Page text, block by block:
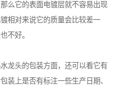
么它的表面电镀层就不容易出现
相对来说它的质量会比较差一
不好。
龙头的包装方面，还可以看它有
装上是否有标注一些生产日期、